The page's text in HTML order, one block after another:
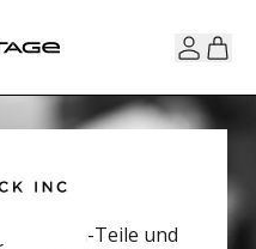
Carbon-Teile und